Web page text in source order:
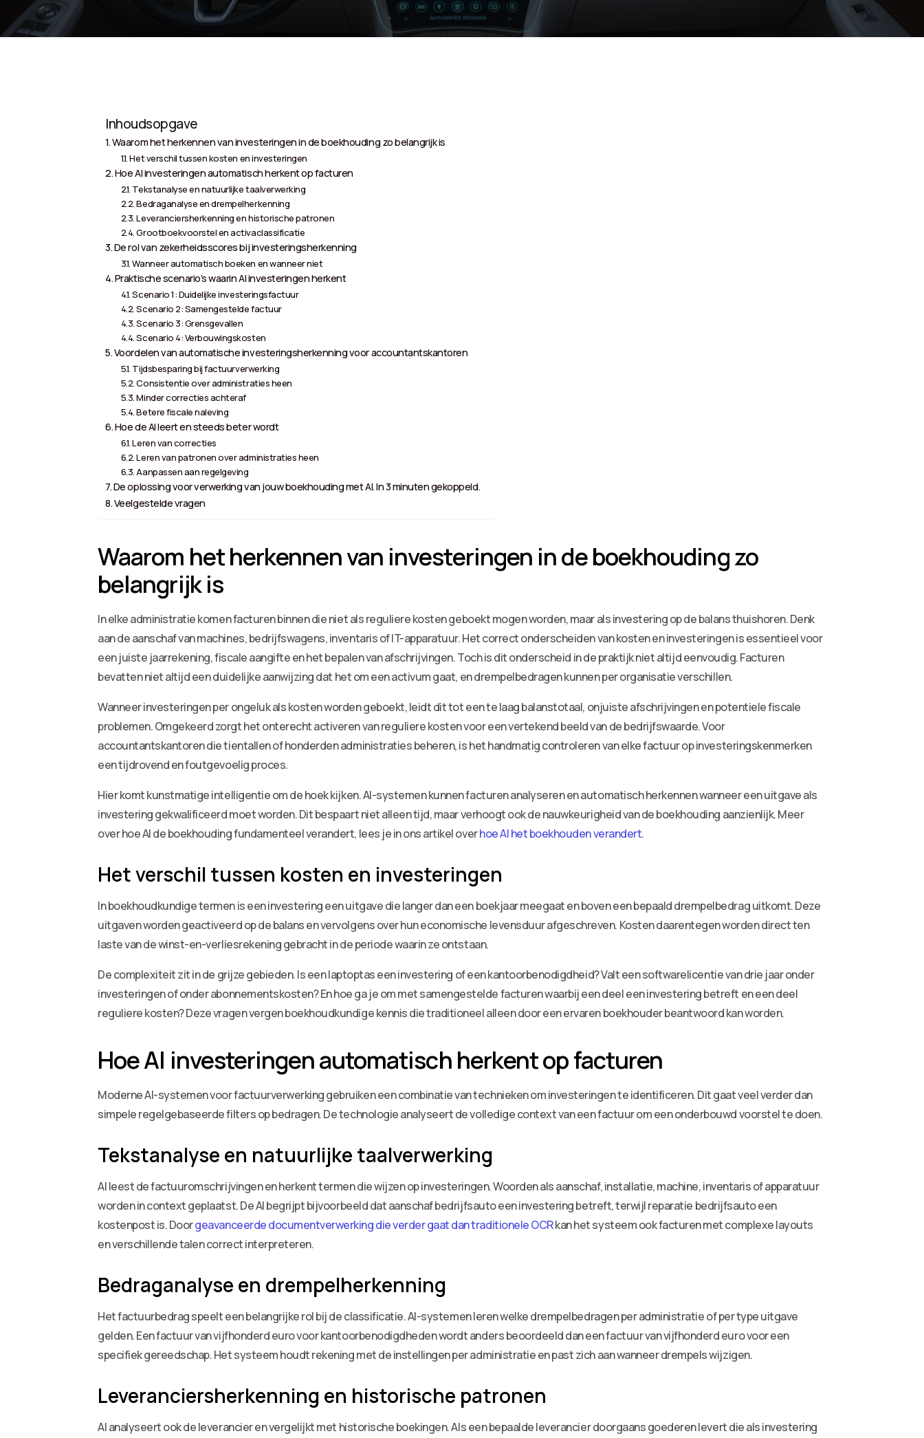
Inhoudsopgave
Waarom het herkennen van investeringen in de boekhouding zo belangrijk is
Het verschil tussen kosten en investeringen
Hoe AI investeringen automatisch herkent op facturen
Tekstanalyse en natuurlijke taalverwerking
Bedraganalyse en drempelherkenning
Leveranciersherkenning en historische patronen
Grootboekvoorstel en activaclassificatie
De rol van zekerheidsscores bij investeringsherkenning
Wanneer automatisch boeken en wanneer niet
Praktische scenario’s waarin AI investeringen herkent
Scenario 1: Duidelijke investeringsfactuur
Scenario 2: Samengestelde factuur
Scenario 3: Grensgevallen
Scenario 4: Verbouwingskosten
Voordelen van automatische investeringsherkenning voor accountantskantoren
Tijdsbesparing bij factuurverwerking
Consistentie over administraties heen
Minder correcties achteraf
Betere fiscale naleving
Hoe de AI leert en steeds beter wordt
Leren van correcties
Leren van patronen over administraties heen
Aanpassen aan regelgeving
De oplossing voor verwerking van jouw boekhouding met AI. In 3 minuten gekoppeld.
Veelgestelde vragen
Waarom het herkennen van investeringen in de boekhouding zo
belangrijk is
In elke administratie komen facturen binnen die niet als reguliere kosten geboekt mogen worden, maar als investering op de balans thuishoren. Denk
aan de aanschaf van machines, bedrijfswagens, inventaris of IT-apparatuur. Het correct onderscheiden van kosten en investeringen is essentieel voor
een juiste jaarrekening, fiscale aangifte en het bepalen van afschrijvingen. Toch is dit onderscheid in de praktijk niet altijd eenvoudig. Facturen
bevatten niet altijd een duidelijke aanwijzing dat het om een activum gaat, en drempelbedragen kunnen per organisatie verschillen.
Wanneer investeringen per ongeluk als kosten worden geboekt, leidt dit tot een te laag balanstotaal, onjuiste afschrijvingen en potentiele fiscale
problemen. Omgekeerd zorgt het onterecht activeren van reguliere kosten voor een vertekend beeld van de bedrijfswaarde. Voor
accountantskantoren die tientallen of honderden administraties beheren, is het handmatig controleren van elke factuur op investeringskenmerken
een tijdrovend en foutgevoelig proces.
Hier komt kunstmatige intelligentie om de hoek kijken. AI-systemen kunnen facturen analyseren en automatisch herkennen wanneer een uitgave als
investering gekwalificeerd moet worden. Dit bespaart niet alleen tijd, maar verhoogt ook de nauwkeurigheid van de boekhouding aanzienlijk. Meer
over hoe AI de boekhouding fundamenteel verandert, lees je in ons artikel overhoe AI het boekhouden verandert.
Het verschil tussen kosten en investeringen
In boekhoudkundige termen is een investering een uitgave die langer dan een boekjaar meegaat en boven een bepaald drempelbedrag uitkomt. Deze
uitgaven worden geactiveerd op de balans en vervolgens over hun economische levensduur afgeschreven. Kosten daarentegen worden direct ten
laste van de winst-en-verliesrekening gebracht in de periode waarin ze ontstaan.
De complexiteit zit in de grijze gebieden. Is een laptoptas een investering of een kantoorbenodigdheid? Valt een softwarelicentie van drie jaar onder
investeringen of onder abonnementskosten? En hoe ga je om met samengestelde facturen waarbij een deel een investering betreft en een deel
reguliere kosten? Deze vragen vergen boekhoudkundige kennis die traditioneel alleen door een ervaren boekhouder beantwoord kan worden.
Hoe AI investeringen automatisch herkent op facturen
Moderne AI-systemen voor factuurverwerking gebruiken een combinatie van technieken om investeringen te identificeren. Dit gaat veel verder dan
simpele regelgebaseerde filters op bedragen. De technologie analyseert de volledige context van een factuur om een onderbouwd voorstel te doen.
Tekstanalyse en natuurlijke taalverwerking
AI leest de factuuromschrijvingen en herkent termen die wijzen op investeringen. Woorden als aanschaf, installatie, machine, inventaris of apparatuur
worden in context geplaatst. De AI begrijpt bijvoorbeeld dat aanschaf bedrijfsauto een investering betreft, terwijl reparatie bedrijfsauto een
kostenpost is. Doorgeavanceerde documentverwerking die verder gaat dan traditionele OCRkan het systeem ook facturen met complexe layouts
en verschillende talen correct interpreteren.
Bedraganalyse en drempelherkenning
Het factuurbedrag speelt een belangrijke rol bij de classificatie. AI-systemen leren welke drempelbedragen per administratie of per type uitgave
gelden. Een factuur van vijfhonderd euro voor kantoorbenodigdheden wordt anders beoordeeld dan een factuur van vijfhonderd euro voor een
specifiek gereedschap. Het systeem houdt rekening met de instellingen per administratie en past zich aan wanneer drempels wijzigen.
Leveranciersherkenning en historische patronen
AI analyseert ook de leverancier en vergelijkt met historische boekingen. Als een bepaalde leverancier doorgaans goederen levert die als investering